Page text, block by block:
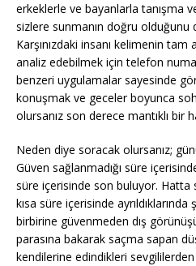
erkeklerle ve bayanlarla tanışma
sizlere sunmanın doğru
Karşınızdaki insanı kelimenin tam
analiz edebilmek için telefon
benzeri uygulamalar sayesinde
konuşmak ve geceler boyunca
olursanız son derece mantıklı bir
Neden diye soracak olursanız;
Güven sağlanmadığı süre
süre içerisinde son buluyor. Hatta
kısa süre içerisinde
birbirine güvenmeden dış
parasına bakarak saçma sapan
kendilerine edindikleri